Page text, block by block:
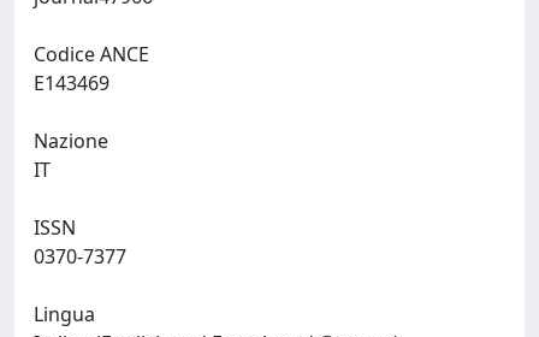
Codice ANCE
Nazione
ISSN
Lingua